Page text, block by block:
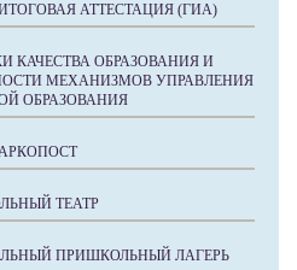
АТТЕСТАЦИЯ (ГИА)
КАЧЕСТВА ОБРАЗОВАНИЯ И
МЕХАНИЗМОВ УПРАВЛЕНИЯ
ОБРАЗОВАНИЯ
ТЕАТР
ПРИШКОЛЬНЫЙ ЛАГЕРЬ